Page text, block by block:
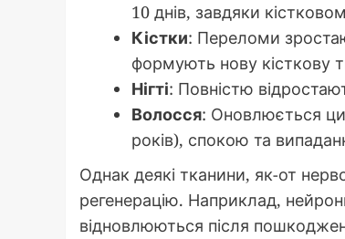
10 днів, завдяки
Кістки: Переломи
формують нову кісткову
Нігті: Повністю
Волосся: Оновлюється
років), спокою та
Однак деякі тканини, як-от
регенерацію. Наприклад,
відновлюються після